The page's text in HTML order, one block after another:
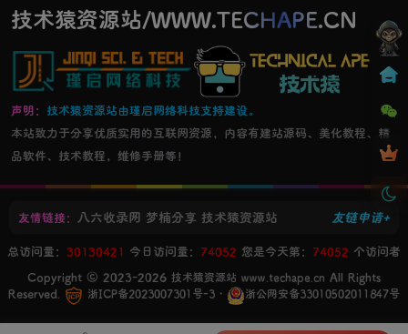
技术猿资源站/WWW.TECHAPE.CN
声明： 技术猿资源站由瑾启网络科技支持建设。
本站致力于分享优质实用的互联网资源，内容有建站源码、美化教程、精
品软件、技术教程，维修手册等！
友链申请+
友情链接： 八六收录网 梦楠分享 技术猿资源站
总访问量： 30130421 今日访问量： 74052 您是今天第： 74052 个访问者
Copyright © 2023-2026 技术猿资源站 www.techape.cn All Rights
Reserved.
浙ICP备2023007301号-3 ・ 浙公网安备33010502011847号